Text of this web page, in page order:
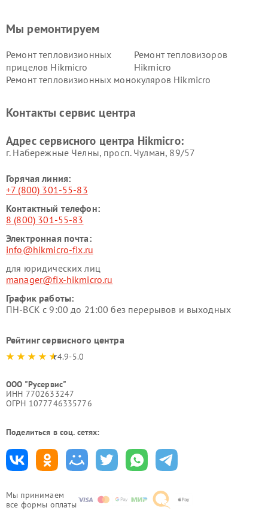
Мы принимаем
все формы оплаты
Мы ремонтируем
Ремонт тепловизионных
прицелов Hikmicro
Ремонт тепловизоров
Hikmicro
Ремонт тепловизионных монокуляров Hikmicro
Контакты сервис центра
Адрес сервисного центра Hikmicro:
г. Набережные Челны, просп. Чулман, 89/57
Горячая линия:
+7 (800) 301-55-83
Контактный телефон:
8 (800) 301-55-83
Электронная почта:
info@hikmicro-fix.ru
для юридических лиц
manager@fix-hikmicro.ru
График работы:
ПН-ВСК с 9:00 до 21:00 без перерывов и выходных
Рейтинг сервисного центра
4.9-5.0
ООО "Русервис"
ИНН 7702633247
ОГРН 1077746335776
Поделиться в соц. сетях: